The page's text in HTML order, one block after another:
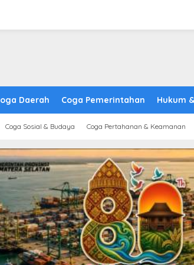
Daerah Coga Pemerintahan Hukum
Coga Sosial & Budaya Coga Pertahanan & Keamanan